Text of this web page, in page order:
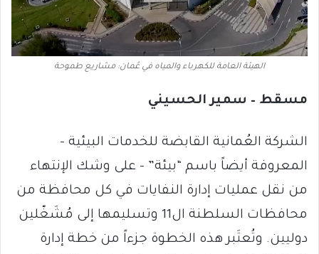
الهيئة العامة للكهرباء والمياه في عُمان: مشاريع طموحة
مسقط – سمير الحسيني
الشركة العُمانية القابضة للخدمات البيئية –
المعروفة أيضاً باسم “بيئة” – على وشك الإنتهاء
من نقل عمليات إدارة النفايات في كل محافظة من
محافظات السلطنة ال11 وتسليمها إلى مُشَغّلين
دوليين. وتُعتَبر هذه الخطوة جزءاً من خطة إدارة